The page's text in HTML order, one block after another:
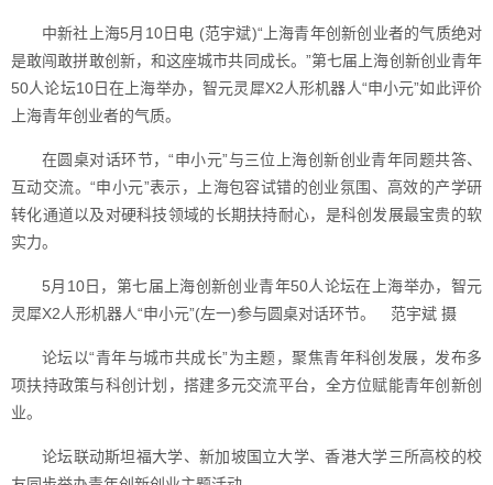
中新社上海5月10日电 (范宇斌)“上海青年创新创业者的气质绝对
是敢闯敢拼敢创新，和这座城市共同成长。”第七届上海创新创业青年
50人论坛10日在上海举办，智元灵犀X2人形机器人“申小元”如此评价
上海青年创业者的气质。
在圆桌对话环节，“申小元”与三位上海创新创业青年同题共答、
互动交流。“申小元”表示，上海包容试错的创业氛围、高效的产学研
转化通道以及对硬科技领域的长期扶持耐心，是科创发展最宝贵的软
实力。
5月10日，第七届上海创新创业青年50人论坛在上海举办，智元
灵犀X2人形机器人“申小元”(左一)参与圆桌对话环节。 范宇斌 摄
论坛以“青年与城市共成长”为主题，聚焦青年科创发展，发布多
项扶持政策与科创计划，搭建多元交流平台，全方位赋能青年创新创
业。
论坛联动斯坦福大学、新加坡国立大学、香港大学三所高校的校